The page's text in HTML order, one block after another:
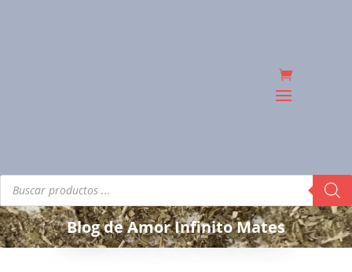
Búsqueda
productos
Blog de Amor Infinito Mates